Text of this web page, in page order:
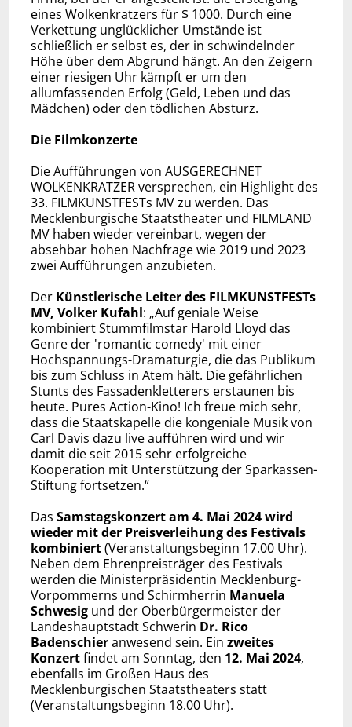
eines Wolkenkratzers für $ 1000. Durch eine
Verkettung unglücklicher Umstände ist
schließlich er selbst es, der in schwindelnder
Höhe über dem Abgrund hängt. An den Zeigern
einer riesigen Uhr kämpft er um den
allumfassenden Erfolg (Geld, Leben und das
Mädchen) oder den tödlichen Absturz.
Die Filmkonzerte
Die Aufführungen von AUSGERECHNET
WOLKENKRATZER versprechen, ein Highlight des
33. FILMKUNSTFESTs MV zu werden. Das
Mecklenburgische Staatstheater und FILMLAND
MV haben wieder vereinbart, wegen der
absehbar hohen Nachfrage wie 2019 und 2023
zwei Aufführungen anzubieten.
Der Künstlerische Leiter des FILMKUNSTFESTs
MV, Volker Kufahl: „Auf geniale Weise
kombiniert Stummfilmstar Harold Lloyd das
Genre der 'romantic comedy' mit einer
Hochspannungs-Dramaturgie, die das Publikum
bis zum Schluss in Atem hält. Die gefährlichen
Stunts des Fassadenkletterers erstaunen bis
heute. Pures Action-Kino! Ich freue mich sehr,
dass die Staatskapelle die kongeniale Musik von
Carl Davis dazu live aufführen wird und wir
damit die seit 2015 sehr erfolgreiche
Kooperation mit Unterstützung der Sparkassen-
Stiftung fortsetzen.“
Das Samstagskonzert am 4. Mai 2024 wird
wieder mit der Preisverleihung des Festivals
kombiniert(Veranstaltungsbeginn 17.00 Uhr).
Neben dem Ehrenpreisträger des Festivals
werden die Ministerpräsidentin Mecklenburg-
Vorpommerns und Schirmherrin Manuela
Schwesigund der Oberbürgermeister der
Landeshauptstadt Schwerin Dr. Rico
Badenschieranwesend sein. Ein zweites
Konzertfindet am Sonntag, den 12. Mai 2024,
ebenfalls im Großen Haus des
Mecklenburgischen Staatstheaters statt
(Veranstaltungsbeginn 18.00 Uhr).